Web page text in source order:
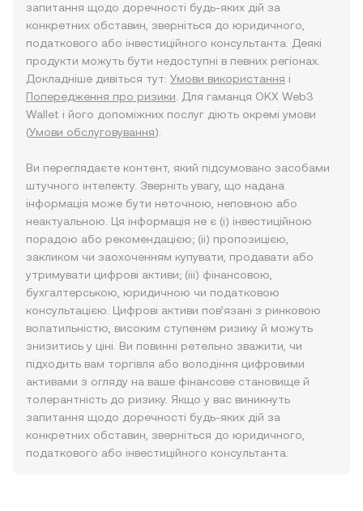
запитання щодо доречності будь-яких дій за
конкретних обставин, зверніться до юридичного,
податкового або інвестиційного консультанта. Деякі
продукти можуть бути недоступні в певних регіонах.
Докладніше дивіться тут: Умови використання і
Попередження про ризики . Для гаманця OKX Web3
Wallet і його допоміжних послуг діють окремі умови
(Умови обслуговування).
Ви переглядаєте контент, який підсумовано засобами
штучного інтелекту. Зверніть увагу, що надана
інформація може бути неточною, неповною або
неактуальною. Ця інформація не є (i) інвестиційною
порадою або рекомендацією; (ii) пропозицією,
закликом чи заохоченням купувати, продавати або
утримувати цифрові активи; (iii) фінансовою,
бухгалтерською, юридичною чи податковою
консультацією. Цифрові активи пов’язані з ринковою
волатильністю, високим ступенем ризику й можуть
знизитись у ціні. Ви повинні ретельно зважити, чи
підходить вам торгівля або володіння цифровими
активами з огляду на ваше фінансове становище й
толерантність до ризику. Якщо у вас виникнуть
запитання щодо доречності будь-яких дій за
конкретних обставин, зверніться до юридичного,
податкового або інвестиційного консультанта.